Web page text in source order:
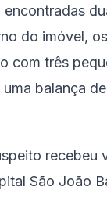
do imóvel,
com três
balança
recebeu
São João